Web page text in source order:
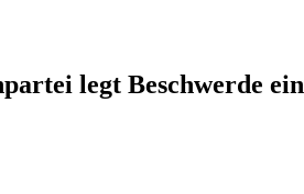
legt Beschwerde ein